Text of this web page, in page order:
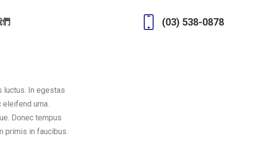
們 (03) 538-0878
luctus. In egestas
urna.
Donec tempus
primis in faucibus.